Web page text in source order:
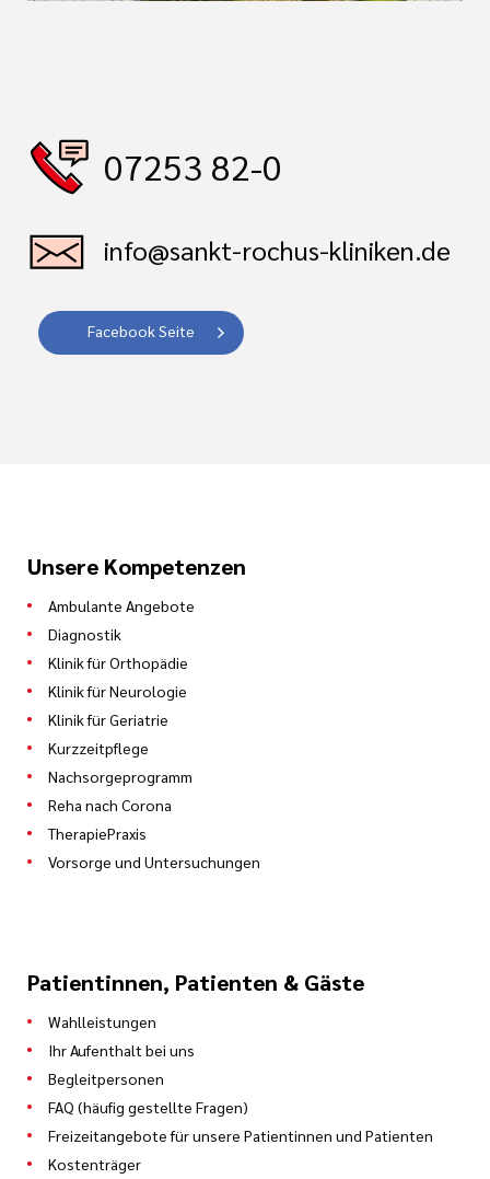
07253 82-0
info@sankt-rochus-kliniken.de
Facebook Seite
Unsere Kompetenzen
Ambulante Angebote
Diagnostik
Klinik für Orthopädie
Klinik für Neurologie
Klinik für Geriatrie
Kurzzeitpflege
Nachsorgeprogramm
Reha nach Corona
TherapiePraxis
Vorsorge und Untersuchungen
Patientinnen, Patienten & Gäste
Wahlleistungen
Ihr Aufenthalt bei uns
Begleitpersonen
FAQ (häufig gestellte Fragen)
Freizeitangebote für unsere Patientinnen und Patienten
Kostenträger